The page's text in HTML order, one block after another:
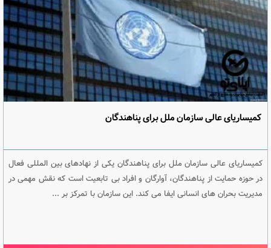
کمیساریای عالی سازمان ملل برای پناهندگان
کمیساریای عالی سازمان ملل برای پناهندگان یکی از نهادهای بین المللی فعال
در حوزه حمایت از پناهندگان، آوارگان و افراد بی تابعیت است که نقش مهمی در
مدیریت بحران های انسانی ایفا می کند. این سازمان با تمرکز بر ...